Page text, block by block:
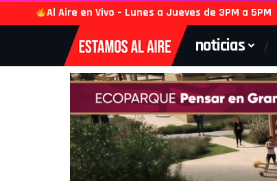
Al Aire en Vivo – Lunes a Jueves de 3PM a 5PM
noticias